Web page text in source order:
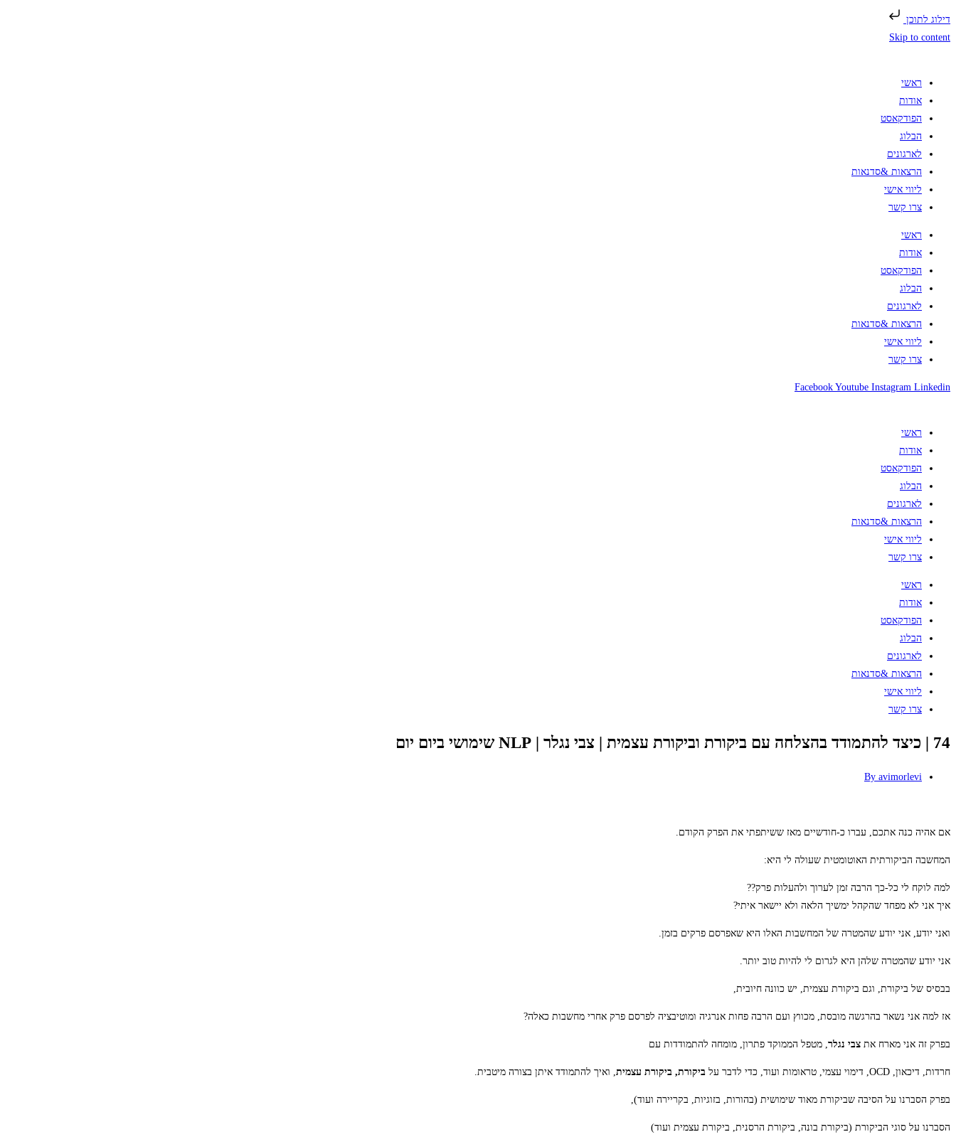
דילוג לתוכן
Skip to content
ראשי
אודות
הפודקאסט
הבלוג
לארגונים
הרצאות &סדנאות
ליווי אישי
צרו קשר
ראשי
אודות
הפודקאסט
הבלוג
לארגונים
הרצאות &סדנאות
ליווי אישי
צרו קשר
Facebook Youtube Instagram Linkedin
ראשי
אודות
הפודקאסט
הבלוג
לארגונים
הרצאות &סדנאות
ליווי אישי
צרו קשר
ראשי
אודות
הפודקאסט
הבלוג
לארגונים
הרצאות &סדנאות
ליווי אישי
צרו קשר
74 | כיצד להתמודד בהצלחה עם ביקורת וביקורת עצמית | צבי נגלר | NLP שימושי ביום יום
By avimorlevi
אם אהיה כנה אתכם, עברו כ-חודשיים מאז ששיתפתי את הפרק הקודם.
המחשבה הביקורתית האוטומטית שעולה לי היא:
למה לוקח לי כל-כך הרבה זמן לערוך ולהעלות פרק??
איך אני לא מפחד שהקהל ימשיך הלאה ולא יישאר איתי?
ואני יודע, אני יודע שהמטרה של המחשבות האלו היא שאפרסם פרקים בזמן.
אני יודע שהמטרה שלהן היא לגרום לי להיות טוב יותר.
בבסיס של ביקורת, וגם ביקורת עצמית, יש כוונה חיובית,
אז למה אני נשאר בהרגשה מובסת, מכווץ ועם הרבה פחות אנרגיה ומוטיבציה לפרסם פרק אחרי מחשבות כאלה?
בפרק זה אני מארח את צבי נגלר, מטפל הממוקד פתרון, מומחה להתמודדות עם
חרדות, דיכאון, OCD, דימוי עצמי, טראומות ועוד, כדי לדבר על ביקורת, ביקורת עצמית, ואיך להתמודד איתן בצורה מיטבית.
בפרק הסברנו על הסיבה שביקורת מאוד שימושית (בהורות, בזוגיות, בקריירה ועוד),
הסברנו על סוגי הביקורת (ביקורת בונה, ביקורת הרסנית, ביקורת עצמית ועוד)